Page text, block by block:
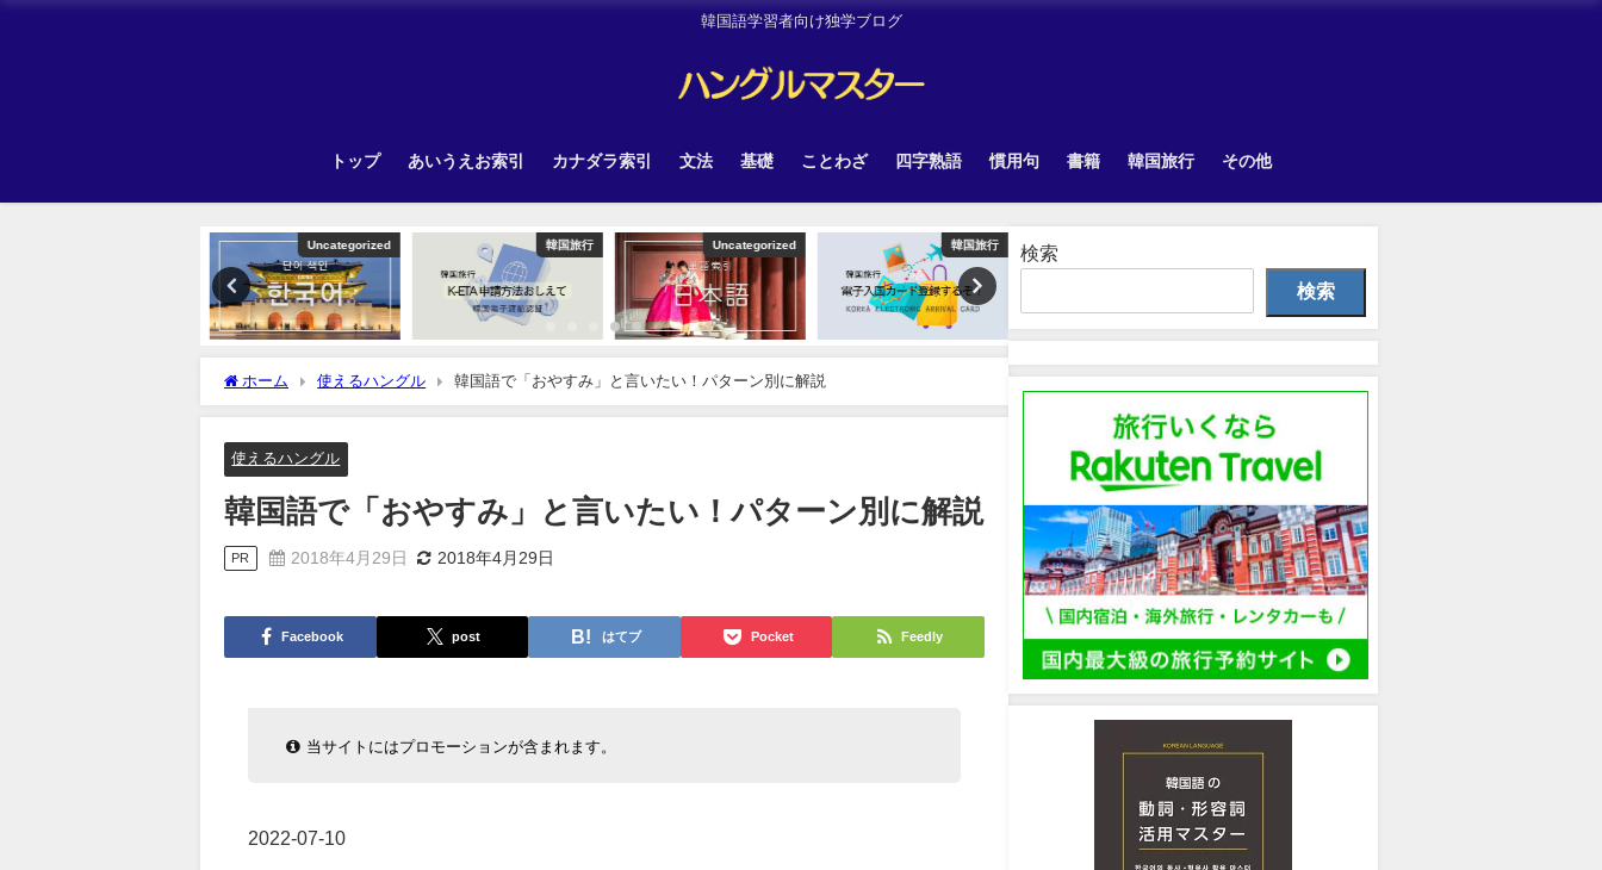
韓国語学習者向け独学ブログ
トップ あいうえお索引 カナダラ索引 文法 基礎 ことわざ 四字熟語 慣用句 書籍 韓国旅行 その他
Uncategorized 韓国旅行 Uncategorized 韓国旅行
ホーム 使えるハングル 韓国語で「おやすみ」と言いたい！パターン別に解説
使えるハングル
韓国語で「おやすみ」と言いたい！パターン別に解説
PR 2018年4月29日 2018年4月29日
Facebook post はてブ Pocket Feedly
当サイトにはプロモーションが含まれます。
2022-07-10
検索
検索